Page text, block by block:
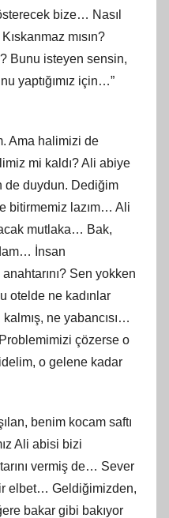
bize… Nasıl
mısın?
Bunu isteyen sensin,
yaptığımız için…”
Ama halimizi de
mi kaldı? Ali abiye
de duydun. Dediğim
bitirmemiz lazım… Ali
mutlaka… Bak,
İnsan
Sen yokken
otelde ne kadınlar
ne yabancısı…
çözerse o
o gelene kadar
benim kocam saftı
Ali abisi bizi
vermiş de… Sever
elbet… Geldiğimizden,
bakar gibi bakıyor